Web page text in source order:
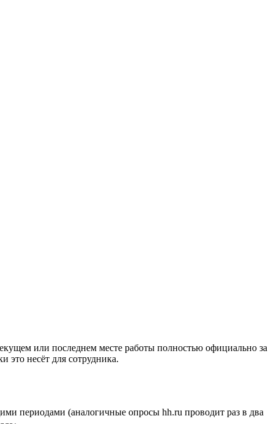
или последнем месте работы полностью официально за
это несёт для сотрудника.
периодами (аналогичные опросы hh.ru проводит раз в два